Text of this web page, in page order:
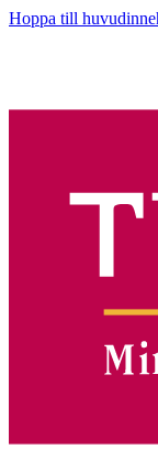
Hoppa till